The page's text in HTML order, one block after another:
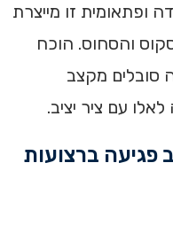
ופתאומית זו מייצרת
והסחוס. הוכח
סובלים מקצב
עם ציר יציב.
פגיעה ברצועות